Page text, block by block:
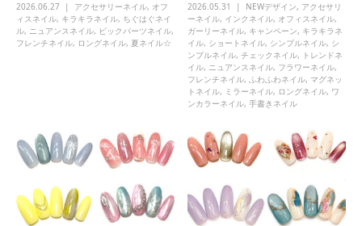
2026.06.27 アクセサリーネイル, オフ
ィスネイル, キラキラネイル, ちぐはぐネイ
ル, ニュアンスネイル, ビックパーツネイル,
フレンチネイル, ロングネイル, 夏ネイル☆
2026.05.31 NEWデザイン, アクセサリ
ーネイル, インクネイル, オフィスネイル,
ガーリーネイル, キャンペーン, キラキラネ
イル, ショートネイル, シンプルネイル, シ
ンプルネイル, チェックネイル, トレンドネ
イル, ニュアンスネイル, フラワーネイル,
フレンチネイル, ふわふわネイル, マグネッ
トネイル, ミラーネイル, ロングネイル, ワ
ンカラーネイル, 手書きネイル